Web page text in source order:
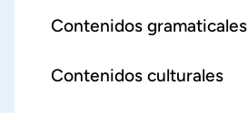
Contenidos gramaticales
Contenidos culturales